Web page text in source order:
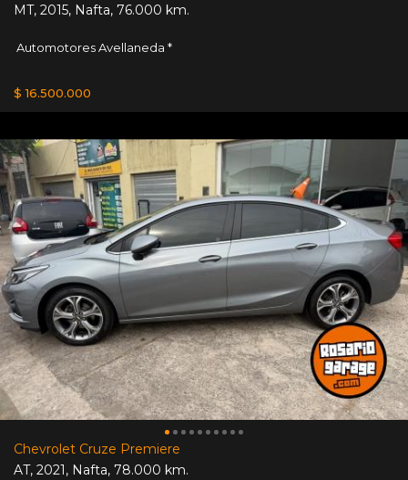
MT, 2015, Nafta, 76.000 km.
Automotores Avellaneda *
$ 16.500.000
Chevrolet Cruze Premiere
AT, 2021, Nafta, 78.000 km.